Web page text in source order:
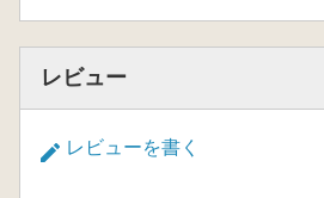
レビュー
レビューを書く